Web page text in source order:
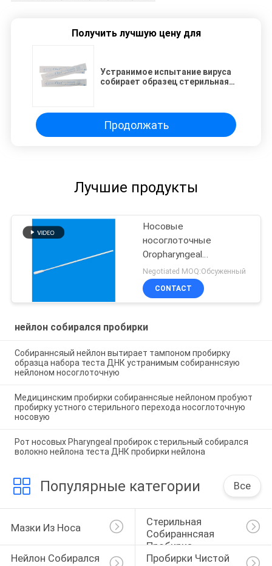
Получить лучшую цену для
Устранимое испытание вируса
собирает образец стерильная
Продолжать
Лучшие продукты
Носовые
носоглоточные
Oropharyngeal
собираннсяые
пробирки собрания
образца
Negotiated MOQ:Обсуженный
CONTACT
нейлон собирался пробирки
Собираннсяый нейлон вытирает тампоном пробирку
образца набора теста ДНК устранимым собираннсяую
нейлоном носоглоточную
Медицинским пробирки собираннсяые нейлоном пробуют
пробирку устного стерильного перехода носоглоточную
носовую
Рот носовых Pharyngeal пробирок стерильный собирался
волокно нейлона теста ДНК пробирки нейлона
Популярные категории Все
Мазки Из Носа
Стерильная
Собираннсяая
Пробирка
Нейлон Собирался
Пробирки Чистой